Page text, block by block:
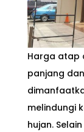
Harga atap
panjang
melindungi
hujan.